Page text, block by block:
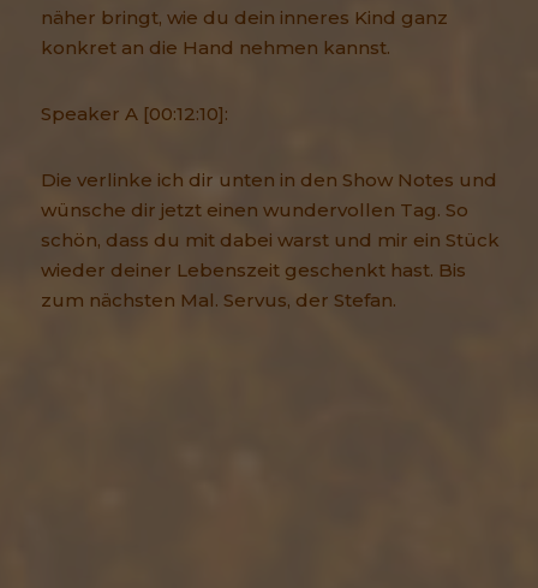
näher bringt, wie du dein inneres Kind ganz
konkret an die Hand nehmen kannst.
Speaker A [00:12:10]:
Die verlinke ich dir unten in den Show Notes und
wünsche dir jetzt einen wundervollen Tag. So
schön, dass du mit dabei warst und mir ein Stück
wieder deiner Lebenszeit geschenkt hast. Bis
zum nächsten Mal. Servus, der Stefan.